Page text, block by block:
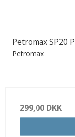
Petromax SP20
Petromax
299,00 DKK